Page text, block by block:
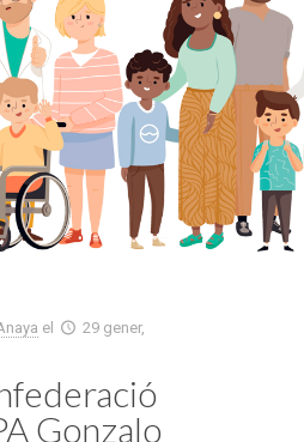
el
29 gener,
Gonzalo